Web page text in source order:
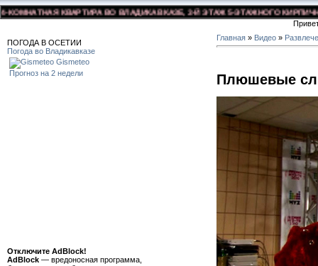
КВАРТИРА ВО ВЛАДИКАВКАЗЕ, 3-Й ЭТАЖ 5-ЭТАЖНОГО
ПОГОДА В ОСЕТИИ
Погода во Владикавказе
Gismeteo
Прогноз на 2 недели
Отключите AdBlock!
AdBlock — вредоносная программа,
Главная » Видео »
Плюшевые